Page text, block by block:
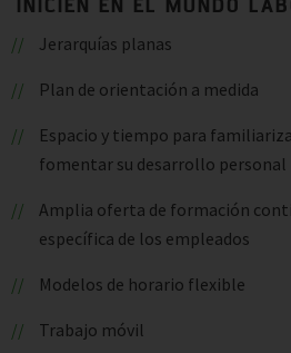
Jerarquías planas
Plan de orientación a medida
Espacio y tiempo para
fomentar su desarrollo personal
Amplia oferta de formación
específica de los empleados
Modelos de horario flexible
Trabajo móvil